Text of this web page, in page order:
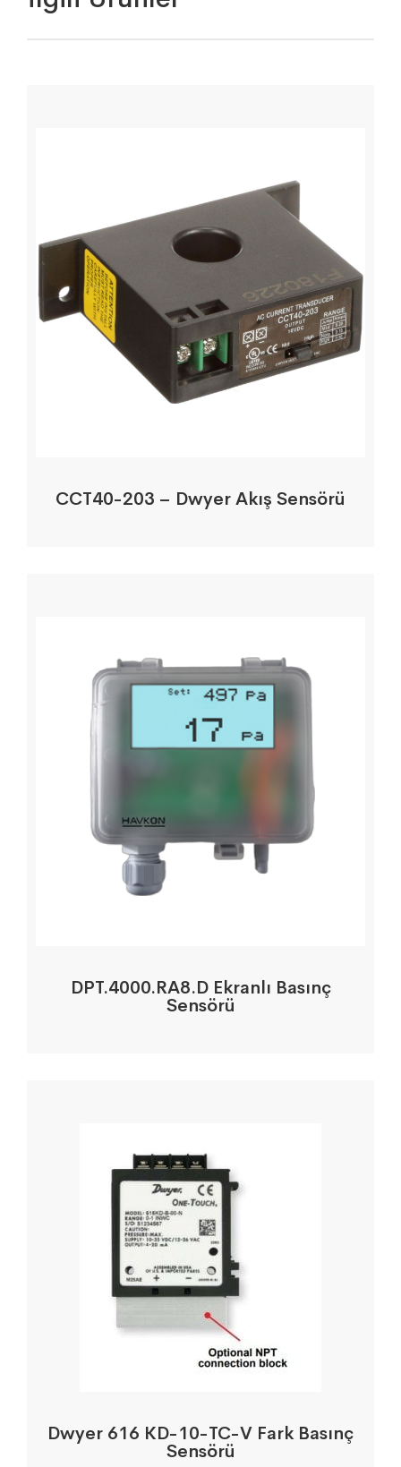
CCT40-203 – Dwyer Akış Sensörü
DPT.4000.RA8.D Ekranlı Basınç
Sensörü
Dwyer 616 KD-10-TC-V Fark Basınç
Sensörü